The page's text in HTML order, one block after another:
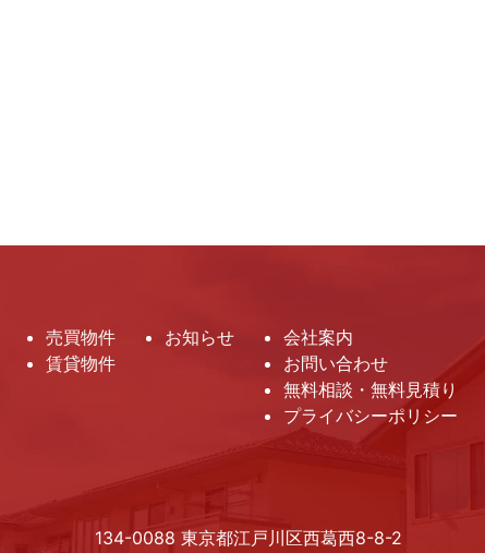
売買物件
賃貸物件
お知らせ
会社案内
お問い合わせ
無料相談・無料見積り
プライバシーポリシー
134-0088 東京都江戸川区西葛西8-8-2